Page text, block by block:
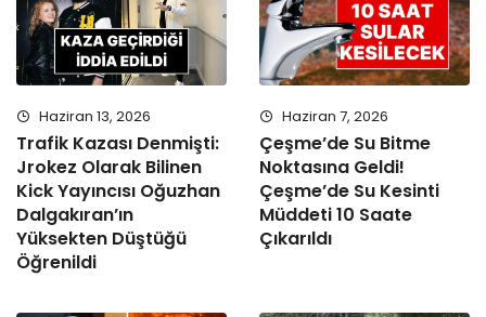
Haziran 13, 2026
Trafik Kazası Denmişti:
Jrokez Olarak Bilinen
Kick Yayıncısı Oğuzhan
Dalgakıran’ın
Yüksekten Düştüğü
Öğrenildi
Haziran 7, 2026
Çeşme’de Su Bitme
Noktasına Geldi!
Çeşme’de Su Kesinti
Müddeti 10 Saate
Çıkarıldı